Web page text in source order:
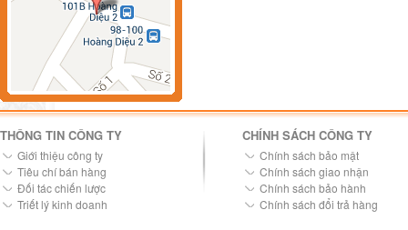
THÔNG TIN CÔNG TY
Giới thiệu công ty
Tiêu chí bán hàng
Đối tác chiến lược
Triết lý kinh doanh
CHÍNH SÁCH CÔNG TY
Chính sách bảo mật
Chính sách giao nhận
Chính sách bảo hành
Chính sách đổi trả hàng